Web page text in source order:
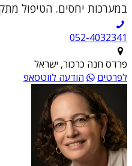
במערכות יחסים. הטיפול
052-4032341
פרדס חנה כרכור, ישראל
לפרטים
הודעה לווטסאפ